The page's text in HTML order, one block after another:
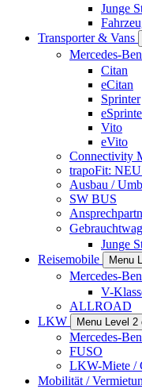
Junge
Transporter & Vans
Mercedes-
Citan
eCitan
Sprinter
Vito
eVito
Connectivity
trapoFit:
Ausbau /
SW BUS
Junge
Reisemobile
Menu
Mercedes-
V-
ALLROAD
LKW
Menu Level 2
Mercedes-
FUSO
LKW-Miete /
Mobilität /